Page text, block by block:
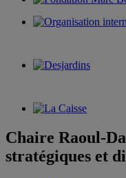
Chaire Raoul-
stratégiques et